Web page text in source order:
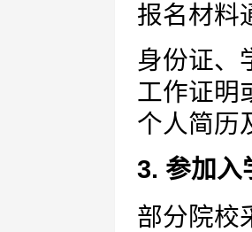
报名材料
身份证、
工作证明
个人简历
3. 参加入
部分院校